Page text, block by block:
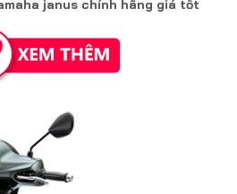
janus chính hãng giá tốt